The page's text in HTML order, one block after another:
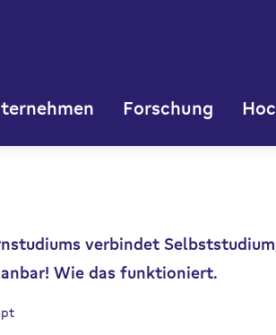
Forschung
verbindet
Wie das funktioniert.